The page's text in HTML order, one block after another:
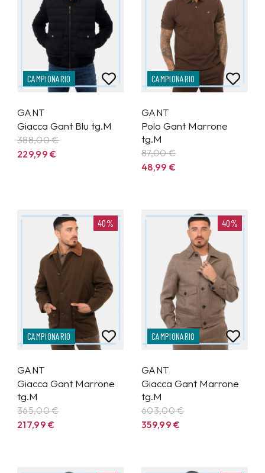
CAMPIONARIO
GANT
Giacca Gant Blu tg.M
388,00 €
229,99€
CAMPIONARIO
GANT
Polo Gant Marrone
tg.M
87,00 €
48,99€
40%
CAMPIONARIO
GANT
Giacca Gant Marrone
tg.M
365,00 €
217,99€
40%
CAMPIONARIO
GANT
Giacca Gant Marrone
tg.M
603,00 €
359,99€